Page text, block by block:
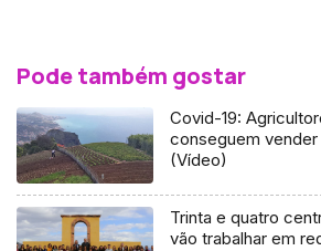
Pode também gostar
Covid-19:
conseguem
(Vídeo)
Trinta e quatro
vão trabalhar em